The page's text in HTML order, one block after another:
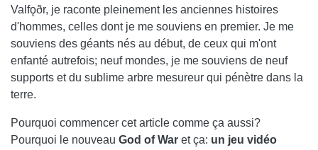
Valfǫðr, je raconte pleinement les anciennes histoires
d'hommes, celles dont je me souviens en premier. Je me
souviens des géants nés au début, de ceux qui m'ont
enfanté autrefois; neuf mondes, je me souviens de neuf
supports et du sublime arbre mesureur qui pénètre dans la
terre.
Pourquoi commencer cet article comme ça aussi?
Pourquoi le nouveau God of War et ça: un jeu vidéo